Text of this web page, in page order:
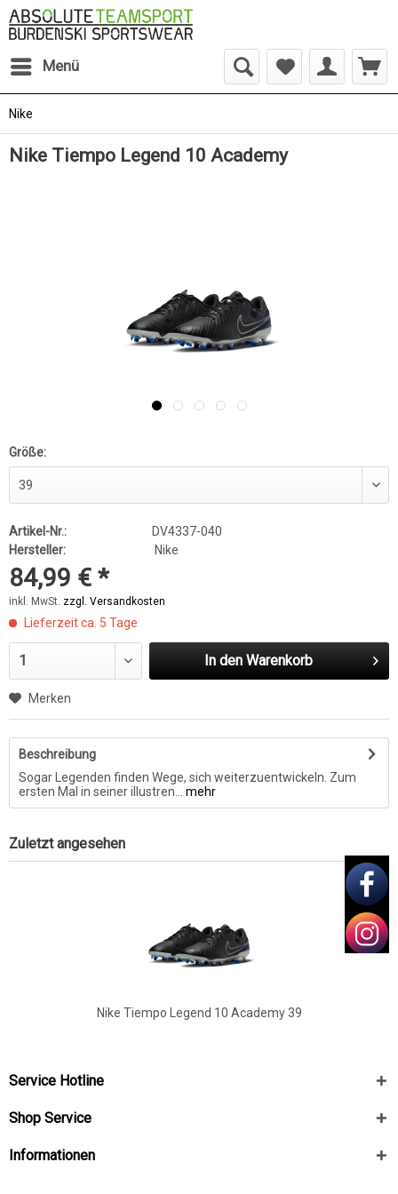
Menü
Nike
Nike Tiempo Legend 10 Academy
Größe:
Artikel-Nr.:
DV4337-040
Hersteller:
Nike
84,99 € *
inkl. MwSt. zzgl. Versandkosten
Lieferzeit ca. 5 Tage
In den Warenkorb
Merken
Beschreibung
Sogar Legenden finden Wege, sich weiterzuentwickeln. Zum
ersten Mal in seiner illustren...
mehr
Zuletzt angesehen
Nike Tiempo Legend 10 Academy 39
Service Hotline
Shop Service
Informationen